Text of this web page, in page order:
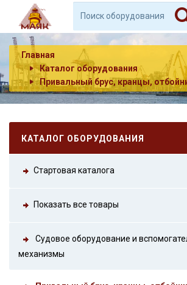
Главная
Каталог оборудования
Привальный брус, кранцы,
КАТАЛОГ ОБОРУДОВАНИЯ
Стартовая каталога
Показать все товары
Судовое оборудование и
механизмы